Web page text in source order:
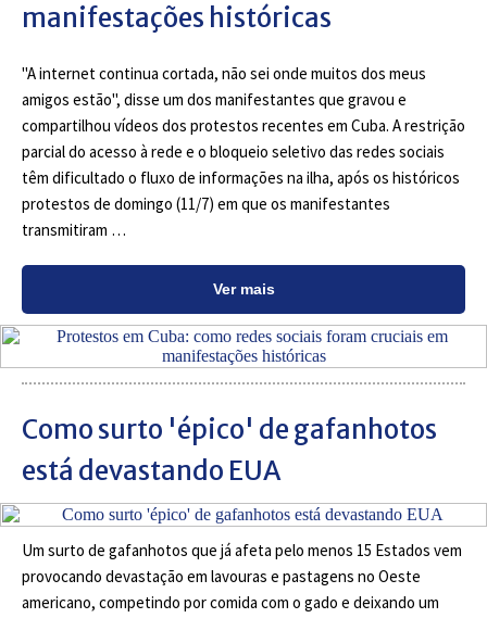
manifestações históricas
"A internet continua cortada, não sei onde muitos dos meus
amigos estão", disse um dos manifestantes que gravou e
compartilhou vídeos dos protestos recentes em Cuba. A restrição
parcial do acesso à rede e o bloqueio seletivo das redes sociais
têm dificultado o fluxo de informações na ilha, após os históricos
protestos de domingo (11/7) em que os manifestantes
transmitiram …
Ver mais
Como surto 'épico' de gafanhotos
está devastando EUA
Um surto de gafanhotos que já afeta pelo menos 15 Estados vem
provocando devastação em lavouras e pastagens no Oeste
americano, competindo por comida com o gado e deixando um